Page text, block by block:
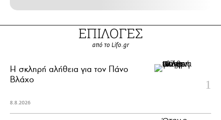
ΕΠΙΛΟΓΕΣ
από το Lifo.gr
H σκληρή αλήθεια για τον Πάνο
Βλάχο
8.8.2026